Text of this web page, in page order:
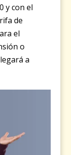
y con el
de
el
o
a